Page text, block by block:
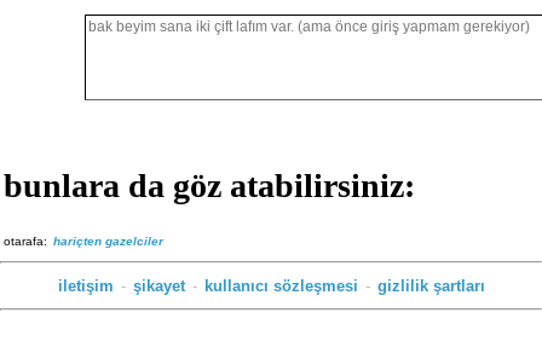
bunlara da göz atabilirsiniz:
otarafa: hariçten gazelciler
iletişim - şikayet - kullanıcı sözleşmesi - gizlilik şartları